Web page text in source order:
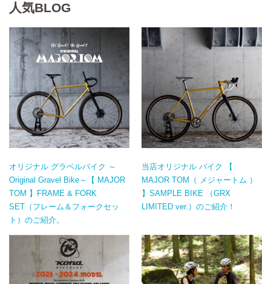
人気BLOG
オリジナル グラベルバイク ～
Original Gravel Bike～【 MAJOR
TOM 】FRAME & FORK
SET（フレーム＆フォークセッ
ト）のご紹介。
当店オリジナル バイク 【
MAJOR TOM（ メジャートム ）
】SAMPLE BIKE （GRX
LIMITED ver.）のご紹介！